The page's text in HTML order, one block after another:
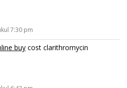
7:30 pm
buy cost clarithromycin